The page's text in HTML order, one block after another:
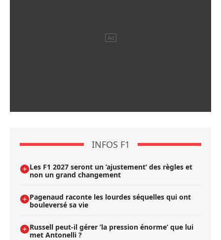
INFOS F1
Les F1 2027 seront un ’ajustement’ des règles et
non un grand changement
Pagenaud raconte les lourdes séquelles qui ont
bouleversé sa vie
Russell peut-il gérer ’la pression énorme’ que lui
met Antonelli ?